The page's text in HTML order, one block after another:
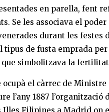
en parella, fent
Se les associava el
durant les festes
tipus de fusta emprada
que simbolitzava la
ocupà el càrrec de Ministre
l’any 1887 l’organització